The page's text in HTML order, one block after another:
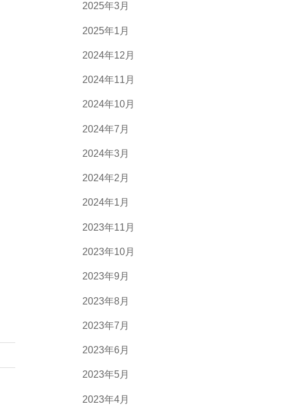
2025年3月
2025年1月
2024年12月
2024年11月
2024年10月
2024年7月
2024年3月
2024年2月
2024年1月
2023年11月
2023年10月
2023年9月
2023年8月
2023年7月
2023年6月
2023年5月
2023年4月